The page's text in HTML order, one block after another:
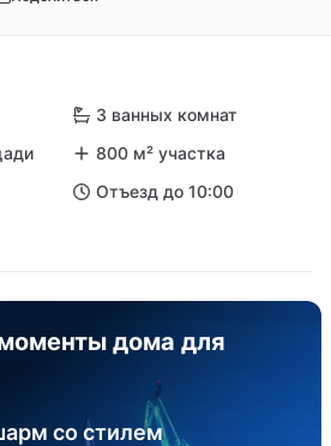
3 ванных комнат
800 м² участка
Отъезд до 10:00
дома для
со стилем